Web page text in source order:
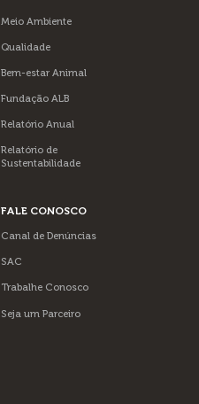
Meio Ambiente
Qualidade
Bem-estar Animal
Fundação ALB
Relatório Anual
Relatório de
Sustentabilidade
FALE CONOSCO
Canal de Denúncias
SAC
Trabalhe Conosco
Seja um Parceiro